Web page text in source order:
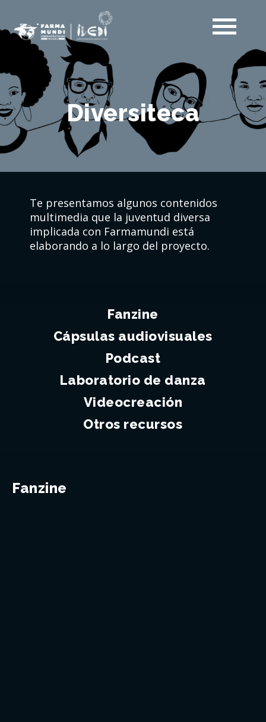
Diversiteca
Te presentamos algunos contenidos
multimedia que la juventud diversa
implicada con Farmamundi está
elaborando a lo largo del proyecto.
Fanzine
Cápsulas audiovisuales
Podcast
Laboratorio de danza
Videocreación
Otros recursos
Fanzine